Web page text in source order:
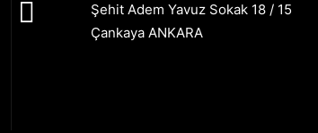
Şehit Adem Yavuz Sokak 18 / 15
Çankaya ANKARA